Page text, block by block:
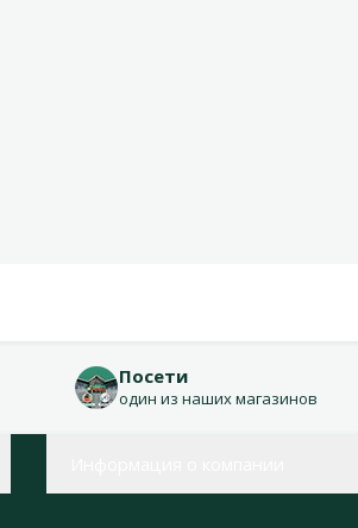
Посети
один из наших магазинов